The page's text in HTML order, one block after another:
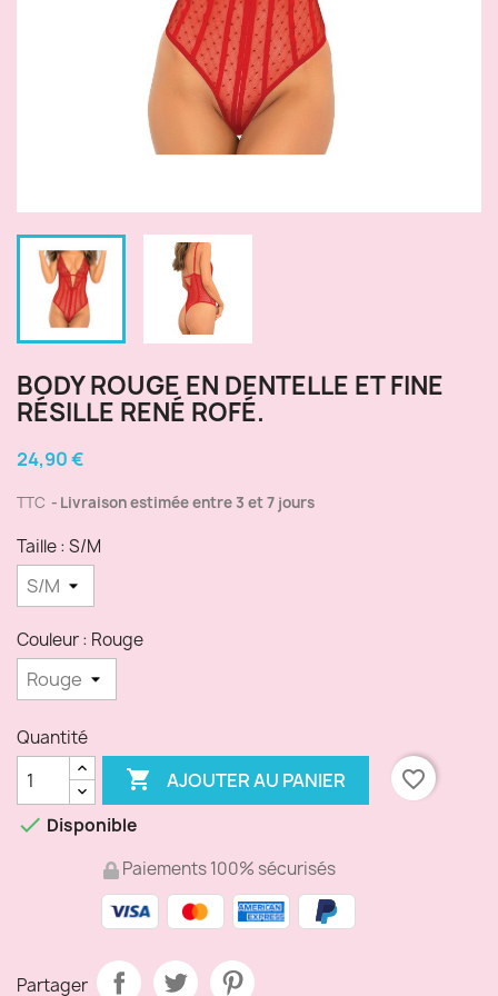
BODY ROUGE EN DENTELLE ET FINE
RÉSILLE RENÉ ROFÉ.
24,90 €
TTC Livraison estimée entre 3 et 7 jours
Taille : S/M
Couleur : Rouge
Quantité
 AJOUTER AU PANIER
favorite_border
 Disponible
Paiements 100% sécurisés
Partager